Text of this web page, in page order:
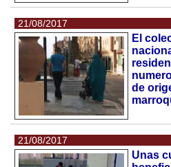
21/08/2017
El
de
21/08/2017
Unas